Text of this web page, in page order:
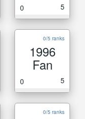
0 5
0/5 ranks
1996
Fan
0 5
0/5 ranks